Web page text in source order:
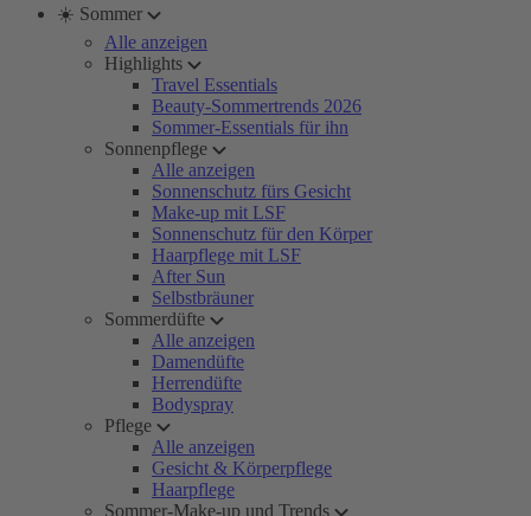
☀️ Sommer
Alle anzeigen
Highlights
Travel Essentials
Beauty-Sommertrends 2026
Sommer-Essentials für ihn
Sonnenpflege
Alle anzeigen
Sonnenschutz fürs Gesicht
Make-up mit LSF
Sonnenschutz für den Körper
Haarpflege mit LSF
After Sun
Selbstbräuner
Sommerdüfte
Alle anzeigen
Damendüfte
Herrendüfte
Bodyspray
Pflege
Alle anzeigen
Gesicht & Körperpflege
Haarpflege
Sommer-Make-up und Trends